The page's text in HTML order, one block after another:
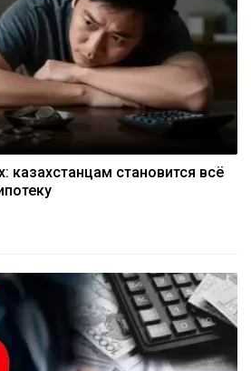
казахстанцам становится всё